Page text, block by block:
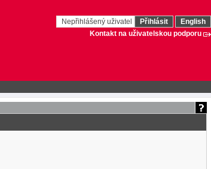
Nepřihlášený uživatel Přihlásit
English
Kontakt na uživatelskou podporu